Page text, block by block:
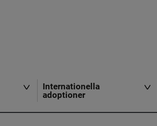
Internationella
adoptioner